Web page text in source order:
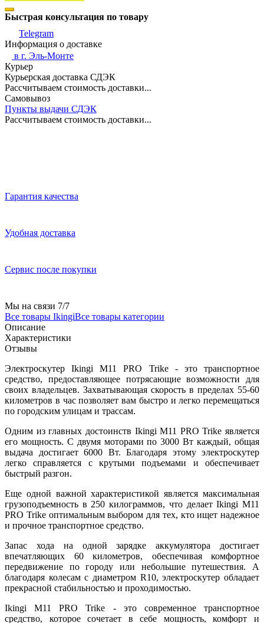
Быстрая консультация по товару
Telegram
Информация о доставке
в г. Эль-Монте
Курьер
Курьерская доставка СДЭК
Рассчитываем стоимость доставки...
Самовывоз
Пункты выдачи СДЭК
Рассчитываем стоимость доставки...
Гарантия качества
Удобная доставка
Сервис после покупки
Мы на связи 7/7
Все товары IkingiВсе товары категории
Описание
Характеристики
Отзывы
Электроскутер Ikingi M11 PRO Trike - это транспортное
средство, предоставляющее потрясающие возможности для
своих владельцев. Захватывающая скорость в пределах 55-60
километров в час позволяет вам быстро и легко перемещаться
по городским улицам и трассам.
Одним из главных достоинств Ikingi M11 PRO Trike является
его мощность. С двумя моторами по 3000 Вт каждый, общая
выдача достигает 6000 Вт. Благодаря этому электроскутер
легко справляется с крутыми подъемами и обеспечивает
быстрый разгон.
Еще одной важной характеристикой является максимальная
грузоподъемность в 250 килограммов, что делает Ikingi M11
PRO Trike оптимальным выбором для тех, кто ищет надежное
и прочное транспортное средство.
Запас хода на одной зарядке аккумулятора достигает
впечатляющих 60 километров, обеспечивая комфортное
передвижение по городу или небольшие путешествия. А
благодаря колесам с диаметром R10, электроскутер обладает
прекрасной стабильностью и проходимостью.
Ikingi M11 PRO Trike - это современное транспортное
средство, которое сочетает в себе мощность, комфорт и